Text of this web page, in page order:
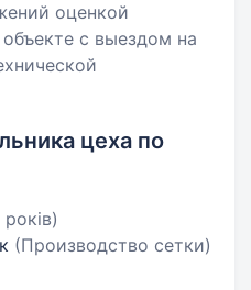
оценкой
с выездом на
цеха по
(Производство сетки)